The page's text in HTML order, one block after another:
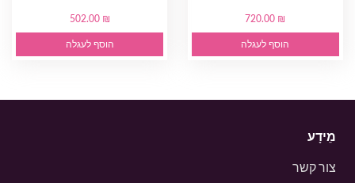
720.00 ₪
הוסף לעגלה
502.00 ₪
הוסף לעגלה
מֵידָע
צור קשר